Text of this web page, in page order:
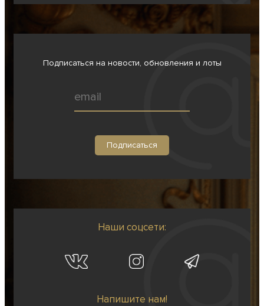
Подписаться на новости, обновления и лоты
Наши соцсети:
Напишите нам!